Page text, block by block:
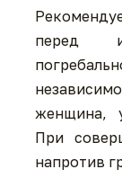
перед
женщина,
При
напротив